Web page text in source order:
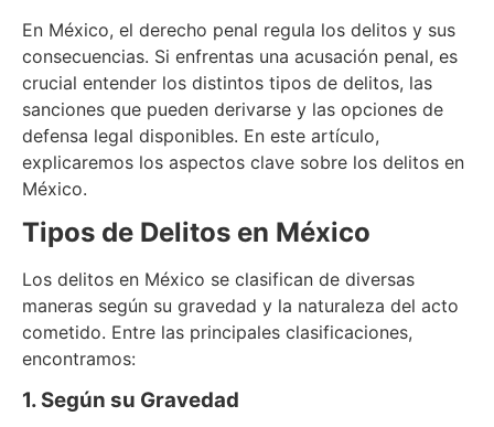
En México, el derecho penal regula los delitos y sus
consecuencias. Si enfrentas una acusación penal, es
crucial entender los distintos tipos de delitos, las
sanciones que pueden derivarse y las opciones de
defensa legal disponibles. En este artículo,
explicaremos los aspectos clave sobre los delitos en
México.
Tipos de Delitos en México
Los delitos en México se clasifican de diversas
maneras según su gravedad y la naturaleza del acto
cometido. Entre las principales clasificaciones,
encontramos:
1. Según su Gravedad